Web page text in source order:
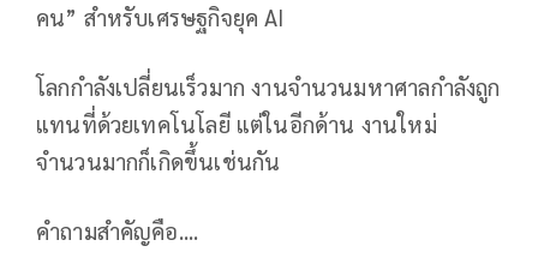
คน” สำหรับเศรษฐกิจยุค AI
โลกกำลังเปลี่ยนเร็วมาก งานจำนวนมหาศาลกำลังถูก
แทนที่ด้วยเทคโนโลยี แต่ในอีกด้าน งานใหม่
จำนวนมากก็เกิดขึ้นเช่นกัน
คำถามสำคัญคือ....